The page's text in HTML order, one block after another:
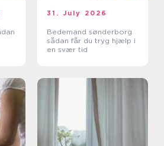
31. July 2026
Bedemand sønderborg
sådan får du tryg hjælp i
en svær tid